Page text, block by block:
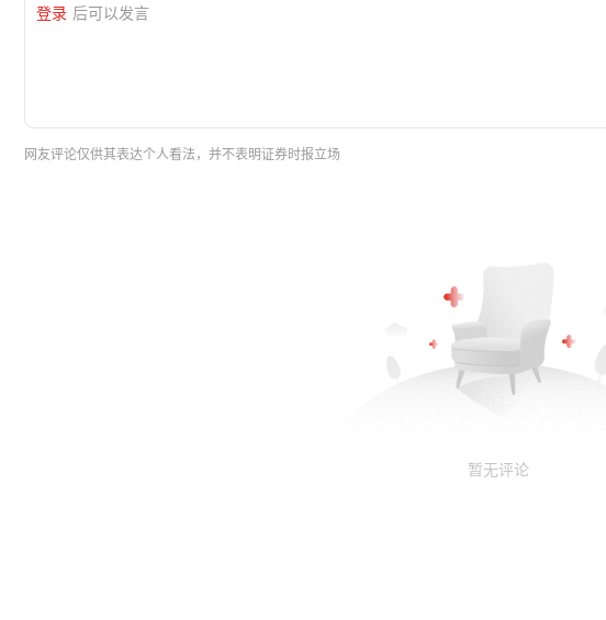
登录 后可以发言
网友评论仅供其表达个人看法，并不表明证券时报立场
暂无评论